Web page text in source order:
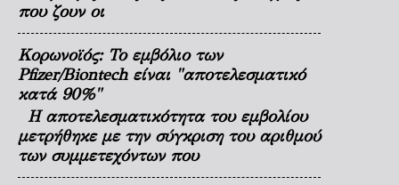
που ζουν οι
Κορωνοϊός: Το εμβόλιο των
Pfizer/Biontech είναι "αποτελεσματικό
κατά 90%"
Η αποτελεσματικότητα του εμβολίου
μετρήθηκε με την σύγκριση του αριθμού
των συμμετεχόντων που